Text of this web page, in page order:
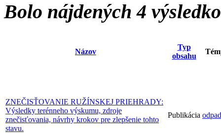
Bolo nájdených 4
Názov
Typ
obsahu
ZNEČISŤOVANIE RUŽÍNSKEJ PRIEHRADY:
Výsledky terénneho výskumu, zdroje
znečisťovania, návrhy krokov pre zlepšenie tohto
stavu.
Publikácia